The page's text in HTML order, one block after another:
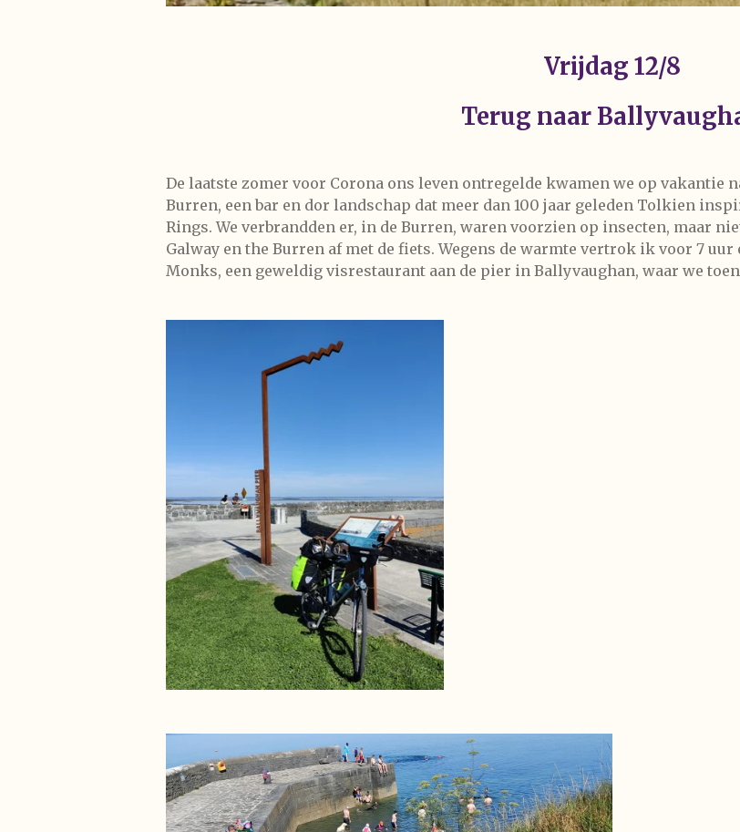
Vrijdag 12/8
Terug naar
De laatste zomer voor Corona ons leven ontregelde kwamen we op vakantie
Burren, een bar en dor landschap dat meer dan 100 jaar geleden Tolkien
Rings. We verbrandden er, in de Burren, waren voorzien op insecten, maar
Galway en the Burren af met de fiets. Wegens de warmte vertrok ik voor 7
Monks, een geweldig visrestaurant aan de pier in Ballyvaughan, waar we